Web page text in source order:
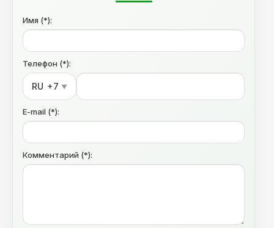
Имя (*):
Телефон (*):
RU +7 ▼
E-mail (*):
Комментарий (*):